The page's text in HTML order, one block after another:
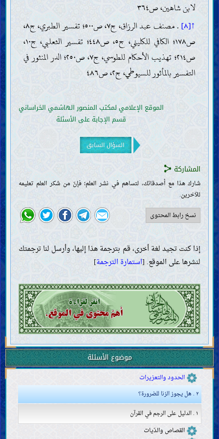
لابن شاهين، ص٣٦٤
↑[٨]
. مصنف عبد الرزاق، ج٧، ص٥٠٠؛ تفسير الطبري، ج٨،
ص١٧٨؛ الكافي للكليني، ج٥، ص٤٤٨؛ تفسير الثعلبي، ج١٠،
ص٢١٤؛ تهذيب الأحكام للطوسي، ج٧، ص٢٥٠؛ الدر المنثور في
التفسير بالمأثور للسيوطي، ج٢، ص٤٨٦
الموقع الإعلامي لمكتب المنصور الهاشمي الخراساني
قسم الإجابة على الأسئلة
السؤال السابق
المشاركة
شارك هذا مع أصدقائك، لتساهم في نشر العلم؛ فإنّ من شكر العلم تعليمه
للآخرين.
نسخ رابط المحتوى
إذا كنت تجيد لغة أخرى، قم بترجمة هذا إليها، وأرسل لنا ترجمتك
لنشرها على الموقع. [استمارة الترجمة]
موضوع الأسئلة
الأدب وحسن العشرة
كبائر الذنوب
الكذب والغِيبة والبهتان
السبّ واللعن المذموم
التكبّر
الجزع عند المصيبة
آثار الذنوب
أصول الفقه وقواعده
الوضوء والغسل والتيمّم
الصلاة
الأذان والإقامة
صلاة الجماعة
صلاة المسافر
صلاة الجمعة والعيدين
صلاة الآيات
الصلوات المندوبة
الزكاة والخمس والصدقة والوقف
الصوم والاعتكاف
الأطعمة والأشربة
صيد الحيوان وذبحه
النذر والعهد واليمين
الحجّ والعمرة والزيارة
الجهاد والدفاع والهجرة
الدعوة إلى الخير والأمر بالمعروف والنهي عن المنكر
الحدود والتعزيرات
٢ . هل يجوز الزنا للضرورة؟
١ . الدليل على الرجم في القرآن
القصاص والدّيات